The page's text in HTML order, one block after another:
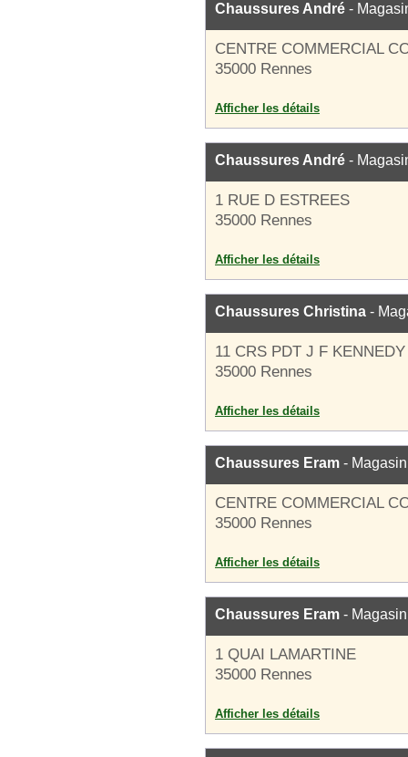
Chaussures André -
CENTRE COMMERCIAL
35000 Rennes
Afficher les détails
Chaussures André -
1 RUE D ESTREES
35000 Rennes
Afficher les détails
Chaussures Christina -
11 CRS PDT J F KENNEDY
35000 Rennes
Afficher les détails
Chaussures Eram -
CENTRE COMMERCIAL
35000 Rennes
Afficher les détails
Chaussures Eram -
1 QUAI LAMARTINE
35000 Rennes
Afficher les détails